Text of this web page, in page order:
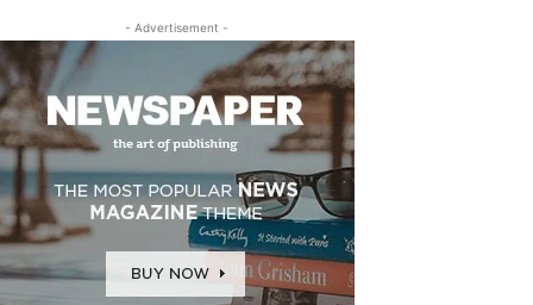
- Advertisement -